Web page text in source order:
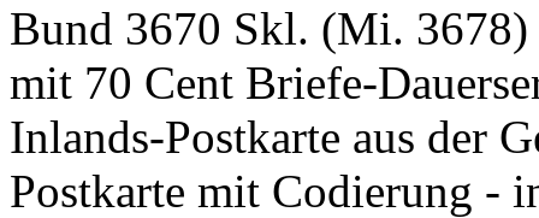
Bund 3670 Skl. (Mi. 3678)
mit 70 Cent Briefe-
Inlands-Postkarte aus der
Postkarte mit Codierung -